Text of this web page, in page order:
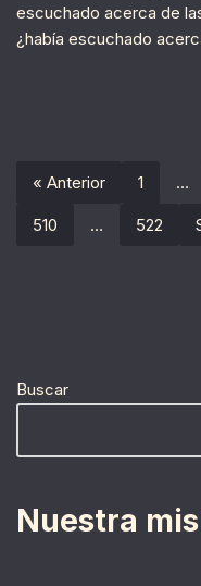
escuchado acerca de
¿había escuchado
« Anterior 1 …
510 … 522
Buscar
Nuestra